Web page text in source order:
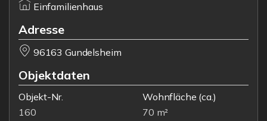
Einfamilienhaus
Adresse
96163 Gundelsheim
Objektdaten
Objekt-Nr.
160
Wohnfläche (ca.)
70 m²